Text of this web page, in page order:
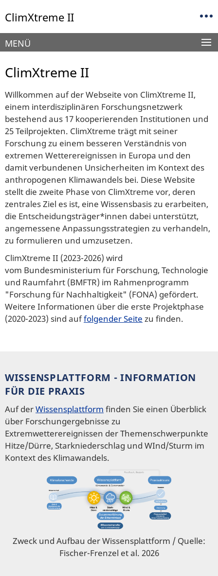
direkt
Inhalt
ClimXtreme II
Service-
Navigation
MENÜ
ClimXtreme II
Willkommen auf der Webseite von ClimXtreme II,
einem interdisziplinären Forschungsnetzwerk
bestehend aus 17 kooperierenden Institutionen und
25 Teilprojekten. ClimXtreme trägt mit seiner
Forschung zu einem besseren Verständnis von
extremen Wetterereignissen in Europa und den
damit verbundenen Unsicherheiten im Kontext des
anthropogenen Klimawandels bei. Diese Website
stellt die zweite Phase von ClimXtreme vor, deren
zentrales Ziel es ist, eine Wissensbasis zu erarbeiten,
die Entscheidungsträger*innen dabei unterstützt,
angemessene Anpassungsstrategien zu verhandeln,
zu formulieren und umzusetzen.
ClimXtreme II (2023-2026) wird
vom Bundesministerium für Forschung, Technologie
und Raumfahrt (BMFTR) im Rahmenprogramm
"Forschung für Nachhaltigkeit" (FONA) gefördert.
Weitere Informationen über die erste Projektphase
(2020-2023) sind auffolgender Seite zu finden.
WISSENSPLATTFORM - INFORMATION
FÜR DIE PRAXIS
Auf derWissensplattform finden Sie einen Überblick
über Forschungergebnisse zu
Extremwetterereignissen der Themenschwerpunkte
Hitze/Dürre, Starkniederschlag und WInd/Sturm im
Kontext des Klimawandels.
Zweck und Aufbau der Wissensplattform / Quelle:
Fischer-Frenzel et al. 2026